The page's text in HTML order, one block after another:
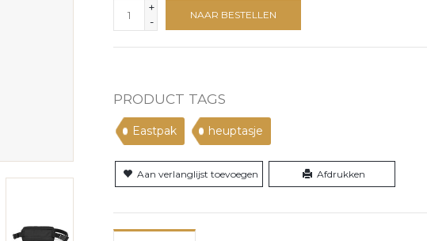
+
-
NAAR BESTELLEN
PRODUCT TAGS
Eastpak heuptasje
Aan verlanglijst toevoegen Afdrukken